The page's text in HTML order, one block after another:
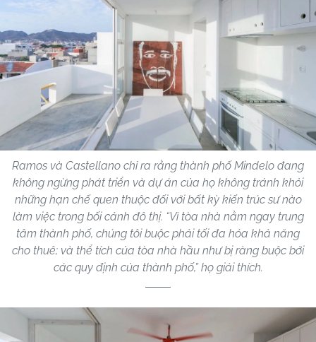
Ramos và Castellano chỉ ra rằng thành phố Mindelo đang
không ngừng phát triển và dự án của họ không tránh khỏi
những hạn chế quen thuộc đối với bất kỳ kiến ​​trúc sư nào
làm việc trong bối cảnh đô thị. “Vì tòa nhà nằm ngay trung
tâm thành phố, chúng tôi buộc phải tối đa hóa khả năng
cho thuê; và thể tích của tòa nhà hầu như bị ràng buộc bởi
các quy định của thành phố,” họ giải thích.